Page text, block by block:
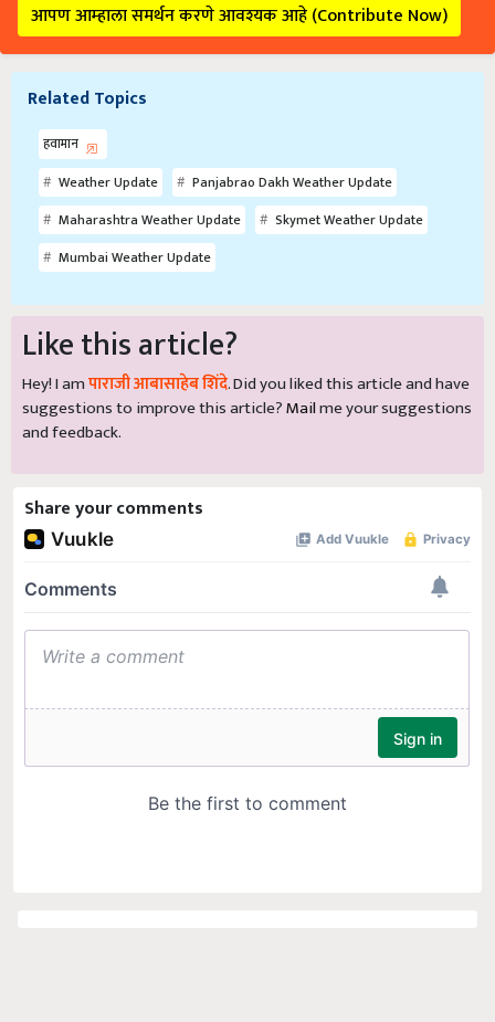
आपण आम्हाला समर्थन करणे आवश्यक आहे (Contribute Now)
Related Topics
हवामान
Weather Update
Panjabrao Dakh Weather Update
Maharashtra Weather Update
Skymet Weather Update
Mumbai Weather Update
Like this article?
Hey! I amपाराजी आबासाहेब शिंदे. Did you liked this article and have
suggestions to improve this article?Mailme your suggestions
and feedback.
Share your comments